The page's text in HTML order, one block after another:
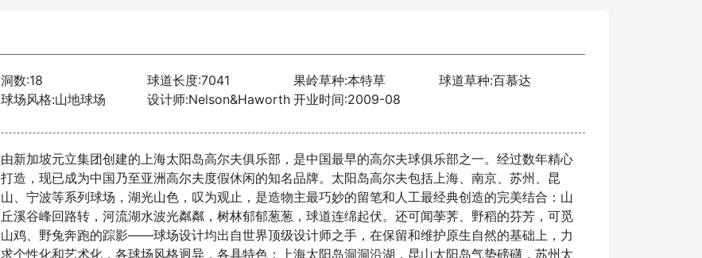
洞数:18 球道长度:7041 果岭草种:本特草
球道草种:百慕达
球场风格:山地球场
设计师:Nelson&Haworth 开业时间:2009-08
由新加坡元立集团创建的上海太阳岛高尔夫俱乐部，是中国最早的高尔夫球俱乐部之一。经过数年精心
打造，现已成为中国乃至亚洲高尔夫度假休闲的知名品牌。太阳岛高尔夫包括上海、南京、苏州、昆
山、宁波等系列球场，湖光山色，叹为观止，是造物主最巧妙的留笔和人工最经典创造的完美结合：山
丘溪谷峰回路转，河流湖水波光粼粼，树林郁郁葱葱，球道连绵起伏。还可闻荸荠、野稻的芬芳，可觅
山鸡、野兔奔跑的踪影——球场设计均出自世界顶级设计师之手，在保留和维护原生自然的基础上，力
求个性化和艺术化，各球场风格迥异，各具特色：上海太阳岛洞洞沿湖，昆山太阳岛气势磅礴，苏州太